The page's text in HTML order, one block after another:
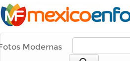
Modernas